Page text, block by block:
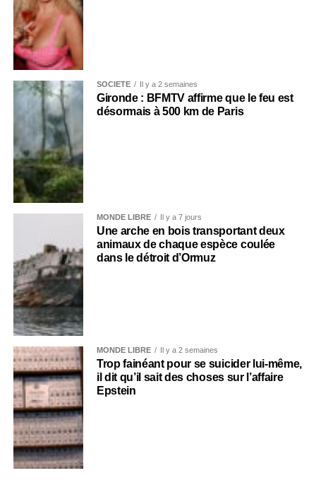
SOCIÉTÉ Il y a 2 semaines
Gironde : BFMTV affirme que le feu est
désormais à 500 km de Paris
MONDE LIBRE Il y a 7 jours
Une arche en bois transportant deux
animaux de chaque espèce coulée
dans le détroit d’Ormuz
MONDE LIBRE Il y a 2 semaines
Trop fainéant pour se suicider lui-même,
il dit qu’il sait des choses sur l’affaire
Epstein